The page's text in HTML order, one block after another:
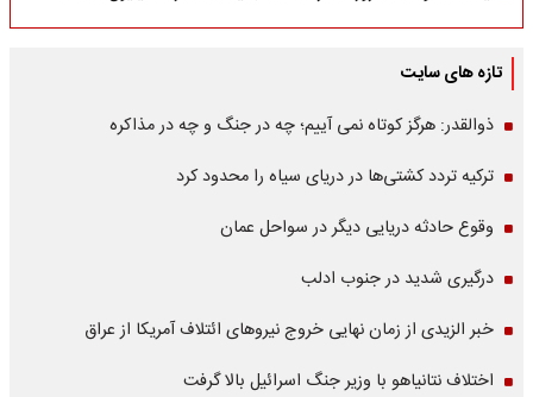
تازه های سایت
ذوالقدر: هرگز کوتاه نمی آییم؛ چه در جنگ و چه در مذاکره
ترکیه تردد کشتی‌ها در دریای سیاه را محدود کرد
وقوع حادثه دریایی دیگر در سواحل عمان
درگیری شدید در جنوب ادلب
خبر الزیدی از زمان نهایی خروج نیروهای ائتلاف آمریکا از عراق
اختلاف نتانیاهو با وزیر جنگ اسرائیل بالا گرفت